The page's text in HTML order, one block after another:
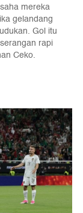
mereka
gelandang
Gol itu
rapi
Ceko.